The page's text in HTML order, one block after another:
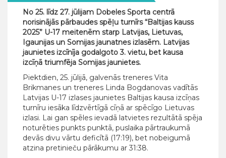
No 25. līdz 27. jūlijam Dobeles Sporta centrā
norisinājās pārbaudes spēļu turnīrs “Baltijas kauss
2025” U-17 meitenēm starp Latvijas, Lietuvas,
Igaunijas un Somijas jaunatnes izlasēm. Latvijas
jaunietes izcīnīja godalgoto 3. vietu, bet kausa
izcīņā triumfēja Somijas jaunietes.
Piektdien, 25. jūlijā, galvenās treneres Vita
Brikmanes un treneres Linda Bogdanovas vadītās
Latvijas U-17 izlases jaunietes Baltijas kausa izcīņas
turnīru iesāka līdzvērtīgā cīņā ar spēcīgo Lietuvas
izlasi. Lai gan spēles ievadā latvietes rezultātā spēja
noturēties punkts punktā, puslaika pārtraukumā
devās divu vārtu deficītā (17:19), bet nobeigumā
atzina pretinieču pārākumu ar 31:38.